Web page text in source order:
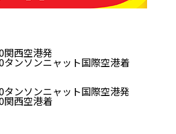
関西空港発
タンソンニャット国際空港着
タンソンニャット国際空港発
関西空港着